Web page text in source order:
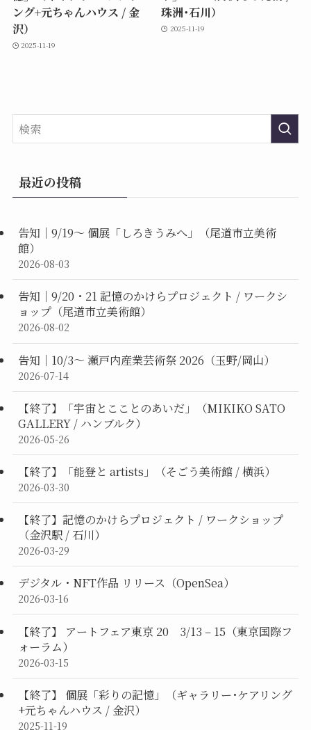
ング+元ちゃんハウス / 金
沢）
2025-11-19
珠洲･石川）
2025-11-19
最近の投稿
告知｜9/19〜 個展「しろきうみへ」（尾道市立美術
館）
2026-08-03
告知｜9/20・21 記憶のかけらプロジェクト / ワークシ
ョップ（尾道市立美術館）
2026-08-02
告知｜10/3〜 瀬戸内産業芸術祭 2026（玉野/岡山）
2026-07-14
【終了】「宇宙とこことのあいだ」（MIKIKO SATO
GALLERY / ハンブルク）
2026-05-26
【終了】「能登と artists」（そごう美術館 / 横浜）
2026-03-30
【終了】記憶のかけらプロジェクト / ワークショップ
（金沢駅 / 石川）
2026-03-29
デジタル・NFT作品 リリース（OpenSea）
2026-03-16
【終了】 アートフェア東京 20 3/13 – 15（東京国際フ
ォーラム）
2026-03-15
【終了】 個展「彩りの記憶」（ギャラリー･ケアリング
+元ちゃんハウス / 金沢）
2025-11-19